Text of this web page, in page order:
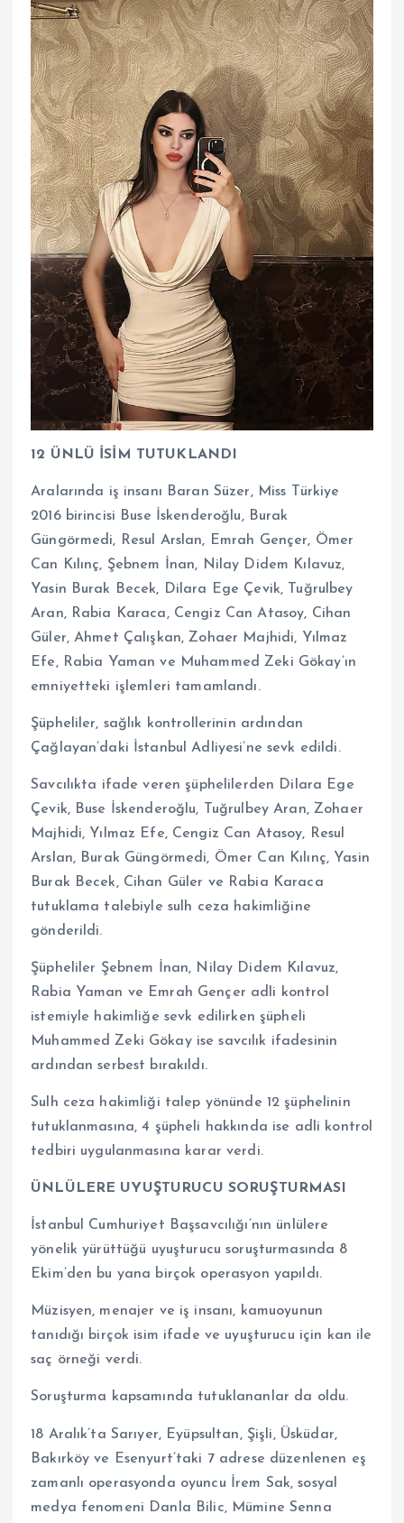
12 ÜNLÜ İSİM TUTUKLANDI
Aralarında iş insanı Baran Süzer, Miss Türkiye
2016 birincisi Buse İskenderoğlu, Burak
Güngörmedi, Resul Arslan, Emrah Gençer, Ömer
Can Kılınç, Şebnem İnan, Nilay Didem Kılavuz,
Yasin Burak Becek, Dilara Ege Çevik, Tuğrulbey
Aran, Rabia Karaca, Cengiz Can Atasoy, Cihan
Güler, Ahmet Çalışkan, Zohaer Majhidi, Yılmaz
Efe, Rabia Yaman ve Muhammed Zeki Gökay’ın
emniyetteki işlemleri tamamlandı.
Şüpheliler, sağlık kontrollerinin ardından
Çağlayan’daki İstanbul Adliyesi’ne sevk edildi.
Savcılıkta ifade veren şüphelilerden Dilara Ege
Çevik, Buse İskenderoğlu, Tuğrulbey Aran, Zohaer
Majhidi, Yılmaz Efe, Cengiz Can Atasoy, Resul
Arslan, Burak Güngörmedi, Ömer Can Kılınç, Yasin
Burak Becek, Cihan Güler ve Rabia Karaca
tutuklama talebiyle sulh ceza hakimliğine
gönderildi.
Şüpheliler Şebnem İnan, Nilay Didem Kılavuz,
Rabia Yaman ve Emrah Gençer adli kontrol
istemiyle hakimliğe sevk edilirken şüpheli
Muhammed Zeki Gökay ise savcılık ifadesinin
ardından serbest bırakıldı.
Sulh ceza hakimliği talep yönünde 12 şüphelinin
tutuklanmasına, 4 şüpheli hakkında ise adli kontrol
tedbiri uygulanmasına karar verdi.
ÜNLÜLERE UYUŞTURUCU SORUŞTURMASI
İstanbul Cumhuriyet Başsavcılığı’nın ünlülere
yönelik yürüttüğü uyuşturucu soruşturmasında 8
Ekim’den bu yana birçok operasyon yapıldı.
Müzisyen, menajer ve iş insanı, kamuoyunun
tanıdığı birçok isim ifade ve uyuşturucu için kan ile
saç örneği verdi.
Soruşturma kapsamında tutuklananlar da oldu.
18 Aralık’ta Sarıyer, Eyüpsultan, Şişli, Üsküdar,
Bakırköy ve Esenyurt’taki 7 adrese düzenlenen eş
zamanlı operasyonda oyuncu İrem Sak, sosyal
medya fenomeni Danla Bilic, Mümine Senna